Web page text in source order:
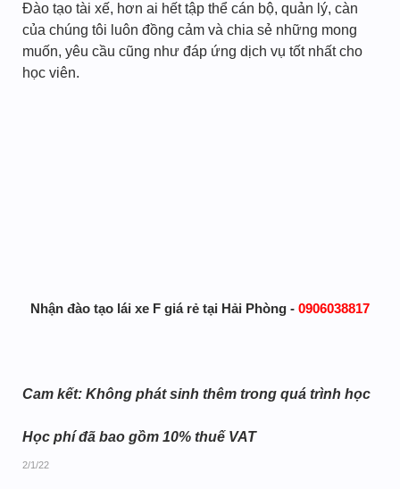
Đào tạo tài xế, hơn ai hết tập thể cán bộ, quản lý, càn
của chúng tôi luôn đồng cảm và chia sẻ những mong
muốn, yêu cầu cũng như đáp ứng dịch vụ tốt nhất cho
học viên.
Nhận đào tạo lái xe F giá rẻ tại Hải Phòng - 0906038817
Cam kết: Không phát sinh thêm trong quá trình học
Học phí đã bao gồm 10% thuế VAT
2/1/22